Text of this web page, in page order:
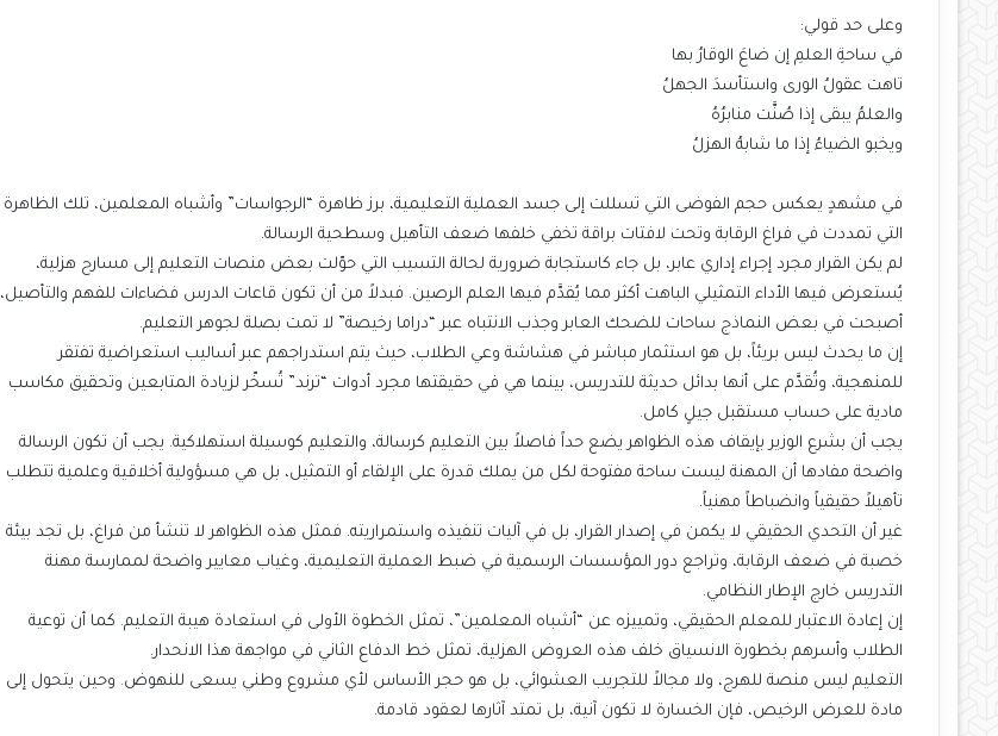
وعلى حد قولي:
في ساحةِ العلمِ إن ضاعَ الوقارُ بها
تاهت عقولُ الورى واستأسدَ الجهلُ
والعلمُ يبقى إذا صُنَّت منابرُهُ
ويخبو الضياءُ إذا ما شابهُ الهزلُ
في مشهدٍ يعكس حجم الفوضى التي تسللت إلى جسد العملية التعليمية، برز ظاهرة “الرجواسات” وأشباه المعلمين، تلك الظاهرة
التي تمددت في فراغ الرقابة وتحت لافتات براقة تخفي خلفها ضعف التأهيل وسطحية الرسالة.
لم يكن القرار مجرد إجراء إداري عابر، بل جاء كاستجابة ضرورية لحالة التسيب التي حوّلت بعض منصات التعليم إلى مسارح هزلية،
يُستعرض فيها الأداء التمثيلي الباهت أكثر مما يُقدَّم فيها العلم الرصين. فبدلاً من أن تكون قاعات الدرس فضاءات للفهم والتأصيل،
أصبحت في بعض النماذج ساحات للضحك العابر وجذب الانتباه عبر “دراما رخيصة” لا تمت بصلة لجوهر التعليم.
إن ما يحدث ليس بريئاً، بل هو استثمار مباشر في هشاشة وعي الطلاب، حيث يتم استدراجهم عبر أساليب استعراضية تفتقر
للمنهجية، وتُقدَّم على أنها بدائل حديثة للتدريس، بينما هي في حقيقتها مجرد أدوات “ترند” تُسخّر لزيادة المتابعين وتحقيق مكاسب
مادية على حساب مستقبل جيلٍ كامل.
يجب أن بشرع الوزير بإيقاف هذه الظواهر يضع حداً فاصلاً بين التعليم كرسالة، والتعليم كوسيلة استهلاكية. يجب أن تكون الرسالة
واضحة مفادها أن المهنة ليست ساحة مفتوحة لكل من يملك قدرة على الإلقاء أو التمثيل، بل هي مسؤولية أخلاقية وعلمية تتطلب
تأهيلاً حقيقياً وانضباطاً مهنياً.
غير أن التحدي الحقيقي لا يكمن في إصدار القرار، بل في آليات تنفيذه واستمراريته. فمثل هذه الظواهر لا تنشأ من فراغ، بل تجد بيئة
خصبة في ضعف الرقابة، وتراجع دور المؤسسات الرسمية في ضبط العملية التعليمية، وغياب معايير واضحة لممارسة مهنة
التدريس خارج الإطار النظامي.
إن إعادة الاعتبار للمعلم الحقيقي، وتمييزه عن “أشباه المعلمين”، تمثل الخطوة الأولى في استعادة هيبة التعليم. كما أن توعية
الطلاب وأسرهم بخطورة الانسياق خلف هذه العروض الهزلية، تمثل خط الدفاع الثاني في مواجهة هذا الانحدار.
التعليم ليس منصة للهرج، ولا مجالاً للتجريب العشوائي، بل هو حجر الأساس لأي مشروع وطني يسعى للنهوض. وحين يتحول إلى
مادة للعرض الرخيص، فإن الخسارة لا تكون آنية، بل تمتد آثارها لعقود قادمة.